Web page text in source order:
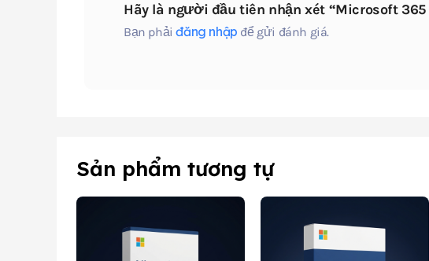
Hãy là người đầu tiên nhận xét “Microsoft
Bạn phảiđăng nhập để gửi đánh giá.
Sản phẩm tương tự